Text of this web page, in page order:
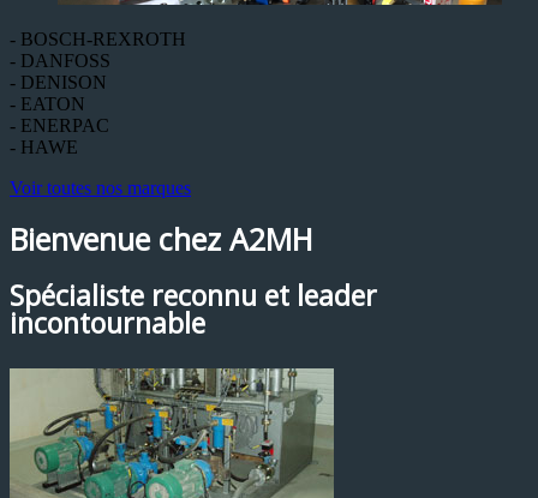
- BOSCH-REXROTH
- DANFOSS
- DENISON
- EATON
- ENERPAC
- HAWE
Voir toutes nos marques
Bienvenue chez A2MH
Spécialiste reconnu et leader
incontournable